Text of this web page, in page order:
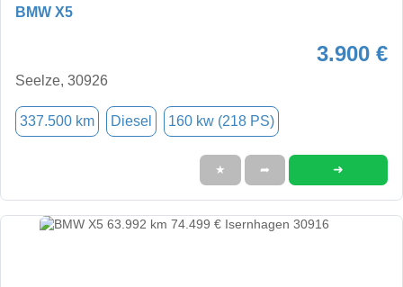
BMW X5
3.900 €
Seelze, 30926
337.500 km Diesel 160 kw (218 PS)
★ ➦ ➜